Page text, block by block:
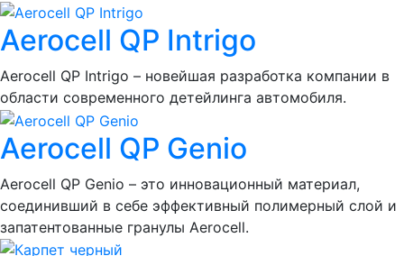
Aerocell QP Intrigo
Aerocell QP Intrigo – новейшая разработка компании в
области современного детейлинга автомобиля.
Aerocell QP Genio
Aerocell QP Genio – это инновационный материал,
соединивший в себе эффективный полимерный слой и
запатентованные гранулы Aerocell.